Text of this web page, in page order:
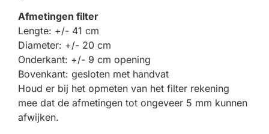
Afmetingen filter
Lengte: +/- 41 cm
Diameter: +/- 20 cm
Onderkant: +/- 9 cm opening
Bovenkant: gesloten met handvat
Houd er bij het opmeten van het filter rekening
mee dat de afmetingen tot ongeveer 5 mm kunnen
afwijken.